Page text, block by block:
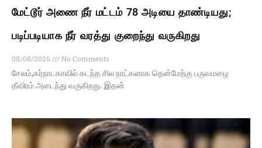
மேட்டூர் அணை நீர் மட்டம் 78 அடியை தாண்டியது;
படிப்படியாக நீர் வரத்து குறைந்து வருகிறது
08/08/2026
No Comments
சேலம்,கர்நாடகாவில் கடந்த சில நாட்களாக தென்மேற்கு பருவமழை
தீவிரம் அடைந்து வருகிறது. இதன்